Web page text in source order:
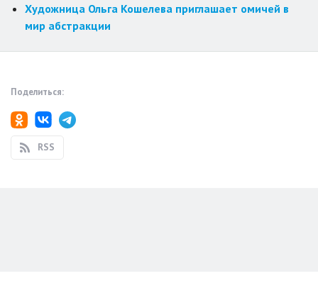
Художница Ольга Кошелева приглашает омичей в
мир абстракции
Поделиться:
RSS